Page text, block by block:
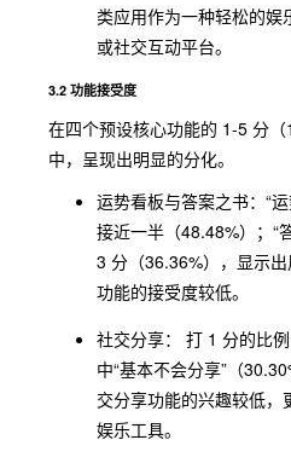
类应用作为一种轻松的
或社交互动平台。
3.2 功能接受度
在四个预设核心功能的 1-5 分
中，呈现出明显的分化。
运势看板与答案之书：“
接近一半（48.48%）；“
3 分（36.36%），显示
功能的接受度较低。
社交分享： 打 1 分的比
中“基本不会分享”（
交分享功能的兴趣较低，
娱乐工具。